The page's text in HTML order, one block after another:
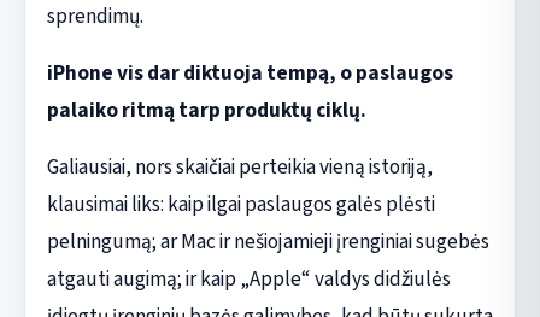
sprendimų.
iPhone vis dar diktuoja tempą, o paslaugos
palaiko ritmą tarp produktų ciklų.
Galiausiai, nors skaičiai perteikia vieną istoriją,
klausimai liks: kaip ilgai paslaugos galės plėsti
pelningumą; ar Mac ir nešiojamieji įrenginiai sugebės
atgauti augimą; ir kaip „Apple“ valdys didžiulės